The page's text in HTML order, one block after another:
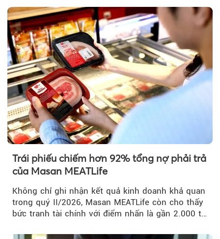
Trái phiếu chiếm hơn 92% tổng nợ phải trả
của Masan MEATLife
Không chỉ ghi nhận kết quả kinh doanh khả quan
trong quý II/2026, Masan MEATLife còn cho thấy
bức tranh tài chính với điểm nhấn là gần 2.000 tỷ